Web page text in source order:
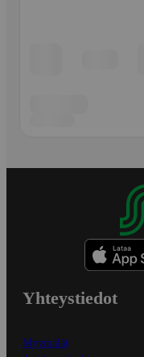
Yhteystiedot
Myymälät